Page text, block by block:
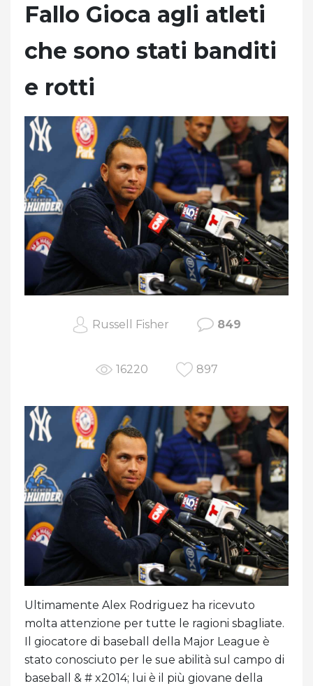
Fallo Gioca agli atleti
che sono stati banditi
e rotti
Russell Fisher 849
16220 897
Ultimamente Alex Rodriguez ha ricevuto
molta attenzione per tutte le ragioni sbagliate.
Il giocatore di baseball della Major League è
stato conosciuto per le sue abilità sul campo di
baseball & # x2014; lui è il più giovane della